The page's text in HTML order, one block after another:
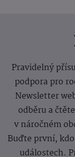
Pravidelný
podpora pro
Newsletter
odběru a
v náročném
Buďte první,
událostech.